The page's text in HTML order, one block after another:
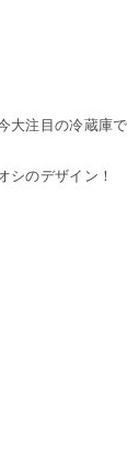
大注目の冷蔵庫
シのデザイン！